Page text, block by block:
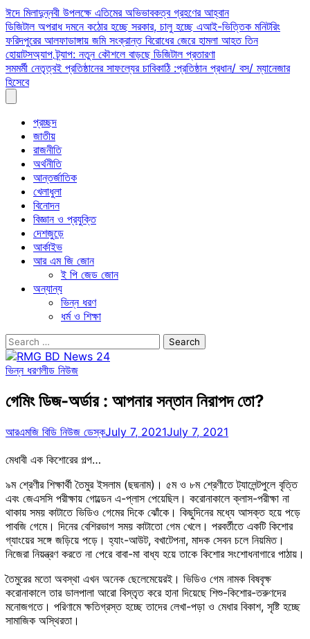
Skip
to
content
ঈদে মিলাদুন্নবী উপলক্ষে এতিমের অভিভাবকত্ব গ্রহণের আহ্বান
ডিজিটাল অপরাধ দমনে কঠোর হচ্ছে সরকার, চালু হচ্ছে এআই-ভিত্তিক মনিটরিং
ফরিদপুরের আলফাডাঙ্গায় জমি সংক্রান্ত বিরোধের জেরে হামলা আহত তিন
হোয়াটসঅ্যাপ ট্র্যাপ: নতুন কৌশলে বাড়ছে ডিজিটাল প্রতারণা
সমমর্মী নেতৃত্বই প্রতিষ্ঠানের সাফল্যের চাবিকাঠি :প্রতিষ্ঠান প্রধান/ বস/ ম্যানেজার
হিসেবে
প্রচ্ছদ
জাতীয়
রাজনীতি
অর্থনীতি
আন্তর্জাতিক
খেলাধুলা
বিনোদন
বিজ্ঞান ও প্রযুক্তি
দেশজুড়ে
আর্কাইভ
আর এম জি জোন
ই পি জেড জোন
অন্যান্য
ভিন্ন ধরণ
ধর্ম ও শিক্ষা
Search
for:
ভিন্ন ধরণলীড নিউজ
গেমিং ডিজ-অর্ডার : আপনার সন্তান নিরাপদ তো?
আরএমজি বিডি নিউজ ডেস্কJuly 7, 2021July 7, 2021
মেধাবী এক কিশোরের গল্প…
৯ম শ্রেণীর শিক্ষার্থী তৈমুর ইসলাম (ছদ্মনাম)। ৫ম ও ৮ম শ্রেণীতে ট্যালেন্টপুলে বৃত্তি
এবং জেএসসি পরীক্ষায় গোল্ডেন এ-প্লাস পেয়েছিল। করোনাকালে ক্লাস-পরীক্ষা না
থাকায় সময় কাটাতে ভিডিও গেমের দিকে ঝোঁকে। কিছুদিনের মধ্যে আসক্ত হয়ে পড়ে
পাবজি গেমে। দিনের বেশিরভাগ সময় কাটাতো গেম খেলে। পরবর্তীতে একটি কিশোর
গ্যাংয়ের সঙ্গে জড়িয়ে পড়ে। হ্যাং-আউট, বখাটেপনা, মাদক সেবন চলে নিয়মিত।
নিজেরা নিয়ন্ত্রণ করতে না পেরে বাবা-মা বাধ্য হয়ে তাকে কিশোর সংশোধনাগারে পাঠায়।
তৈমুরের মতো অবস্থা এখন অনেক ছেলেমেয়েরই। ভিডিও গেম নামক বিষবৃক্ষ
করোনাকালে তার ডালপালা আরো বিস্তৃত করে হানা দিয়েছে শিশু-কিশোর-তরুণদের
মনোজগতে। পরিণামে ক্ষতিগ্রস্ত হচ্ছে তাদের লেখা-পড়া ও মেধার বিকাশ, সৃষ্টি হচ্ছে
সামাজিক অস্থিরতা।